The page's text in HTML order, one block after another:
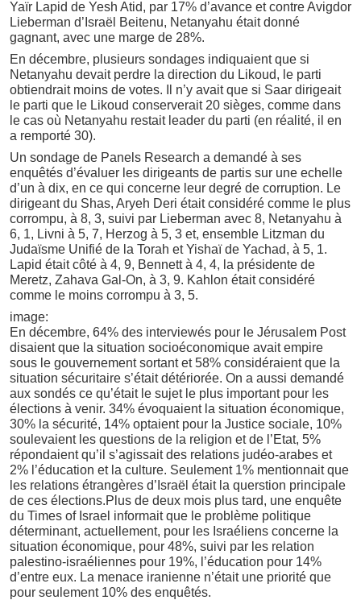
Yaïr Lapid de Yesh Atid, par 17% d’avance et contre Avigdor
Lieberman d’Israël Beitenu, Netanyahu était donné
gagnant, avec une marge de 28%.
En décembre, plusieurs sondages indiquaient que si
Netanyahu devait perdre la direction du Likoud, le parti
obtiendrait moins de votes. Il n’y avait que si Saar dirigeait
le parti que le Likoud conserverait 20 sièges, comme dans
le cas où Netanyahu restait leader du parti (en réalité, il en
a remporté 30).
Un sondage de Panels Research a demandé à ses
enquêtés d’évaluer les dirigeants de partis sur une echelle
d’un à dix, en ce qui concerne leur degré de corruption. Le
dirigeant du Shas, Aryeh Deri était considéré comme le plus
corrompu, à 8, 3, suivi par Lieberman avec 8, Netanyahu à
6, 1, Livni à 5, 7, Herzog à 5, 3 et, ensemble Litzman du
Judaïsme Unifié de la Torah et Yishaï de Yachad, à 5, 1.
Lapid était côté à 4, 9, Bennett à 4, 4, la présidente de
Meretz, Zahava Gal-On, à 3, 9. Kahlon était considéré
comme le moins corrompu à 3, 5.
image:
En décembre, 64% des interviewés pour le Jérusalem Post
disaient que la situation socioéconomique avait empire
sous le gouvernement sortant et 58% considéraient que la
situation sécuritaire s’était détériorée. On a aussi demandé
aux sondés ce qu’était le sujet le plus important pour les
élections à venir. 34% évoquaient la situation économique,
30% la sécurité, 14% optaient pour la Justice sociale, 10%
soulevaient les questions de la religion et de l’Etat, 5%
répondaient qu’il s’agissait des relations judéo-arabes et
2% l’éducation et la culture. Seulement 1% mentionnait que
les relations étrangères d’Israël était la querstion principale
de ces élections.Plus de deux mois plus tard, une enquête
du Times of Israel informait que le problème politique
déterminant, actuellement, pour les Israéliens concerne la
situation économique, pour 48%, suivi par les relation
palestino-israéliennes pour 19%, l’éducation pour 14%
d’entre eux. La menace iranienne n’était une priorité que
pour seulement 10% des enquêtés.